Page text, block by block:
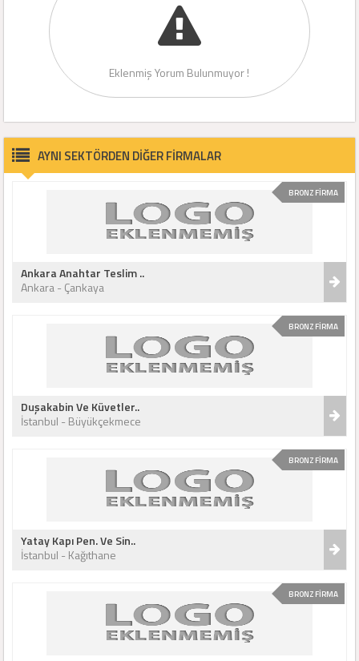
Eklenmiş Yorum Bulunmuyor !
AYNI SEKTÖRDEN DİĞER FİRMALAR
BRONZ FİRMA
Ankara Anahtar Teslim ..
Ankara - Çankaya
BRONZ FİRMA
Duşakabin Ve Küvetler..
İstanbul - Büyükçekmece
BRONZ FİRMA
Yatay Kapı Pen. Ve Sin..
İstanbul - Kağıthane
BRONZ FİRMA